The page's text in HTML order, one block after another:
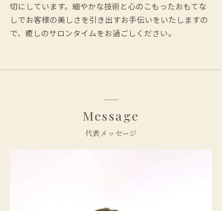
切にしています。細やかな技術と心のこもったおもてな
しでお客様の美しさを引き出すお手伝いをいたしますの
で、癒しのサロンタイムをお過ごしください。
代表メッセージ
Message